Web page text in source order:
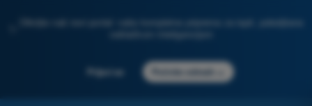
Otkrijte naš novi portal: vaša kompletna priprema za ispit, poboljšana
Prijavi se Počnite odmah